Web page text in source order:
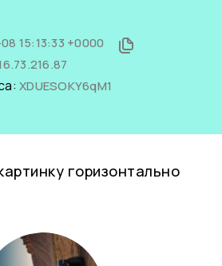
15:13:33 +0000
XDUESOKY6qM1
горизонтально